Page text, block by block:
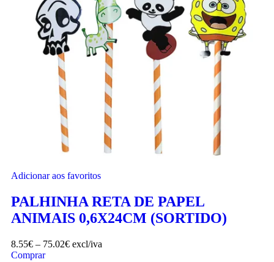
Adicionar aos favoritos
PALHINHA RETA DE PAPEL
ANIMAIS 0,6X24CM (SORTIDO)
8.55€ – 75.02€ excl/iva
Comprar